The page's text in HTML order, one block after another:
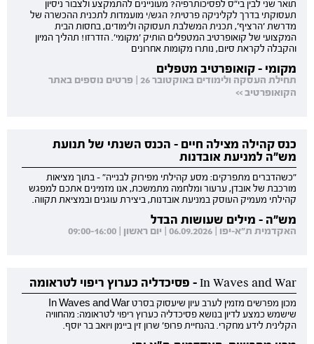
תואר שני לבין בי"ס לפסיכותרפיה? מעוניינים להתמקצע ולצבור ניסיון
תעסוקתי בדרך לקליניקה פרטית? הגש/י מועמדות לתכנית ההכשרה של
מדרשת 'הרציף', תכנית המשלבת תעסוקה ולימודים, בחסות הבית
המקצועי של קואופרטיב המטפלים הותיק 'מקומי'. הזדרזו! תהליך המיון
והקבלה לקראת סיום, נותרו מקומות אחרונים
מקומי - קואופרטיב מטפלים
תחילת העסקה ולימודים באוקטובר 26 | פרטים נוספים באתר
הקואופרטיב >>
כנס קהילה מצילה חיים - הכנס השנתי של תנועת
מש"ה למניעת אובדנות
"כשהדברים מתפרקים: מסע קהילתי מפירוק לבנייה" - בתוך מציאות
מורכבת של אובדן, ערעור ומלחמה מתמשכת, אנו מזמינים אתכם למפגש
קהילתי מעמיק העוסק במניעת אובדנות, ביצירת עוגנים ובמציאת תקווה.
מש"ה - מילים שעושות הבדל
האקדמית ת"א-יפו | 06.09.2026 | יום ראשון | 09:00-16:00
In Waves and War - פסיכדליה כערוץ ריפוי לטראומה
מכון מפרשים מזמין לערב עיון שיעסוק בסרט In Waves and War
שישמש כמצע לדיון בנושא פסיכדליה כערוץ ריפוי לטראומה: מהחוויה
הקלינית לידע מחקרי. בהנחיית פרופ' שרון זין ביימן ויואב בר יוסף.